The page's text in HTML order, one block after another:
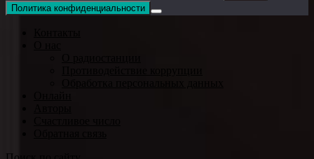
Политика конфиденциальности